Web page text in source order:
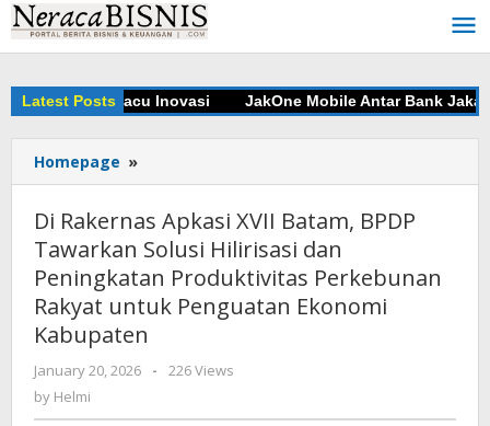
Skip
to
content
Latest PostsPacu Inovasi JakOne Mobile Antar Bank Jakarta
Homepage »
Rakernas
Apkasi
XVII
Batam,
BPDP
Tawarkan
Hilirisasi
dan
Produktivitas
Di Rakernas Apkasi XVII Batam, BPDP
Tawarkan Solusi Hilirisasi dan
Peningkatan Produktivitas Perkebunan
Rakyat untuk Penguatan Ekonomi
Kabupaten
January 20, 2026
by
-
226 Views
by Helmi